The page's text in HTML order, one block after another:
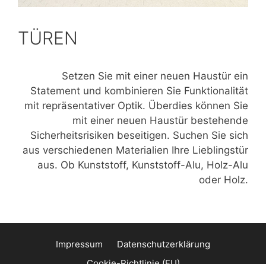
TÜREN
Setzen Sie mit einer neuen Haustür ein
Statement und kombinieren Sie Funktionalität
mit repräsentativer Optik. Überdies können Sie
mit einer neuen Haustür bestehende
Sicherheitsrisiken beseitigen. Suchen Sie sich
aus verschiedenen Materialien Ihre Lieblingstür
aus. Ob Kunststoff, Kunststoff-Alu, Holz-Alu
oder Holz.
Impressum
Datenschutzerklärung